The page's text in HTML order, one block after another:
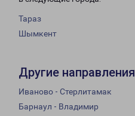
Тараз
Шымкент
Другие направления
Иваново - Стерлитамак
Барнаул - Владимир